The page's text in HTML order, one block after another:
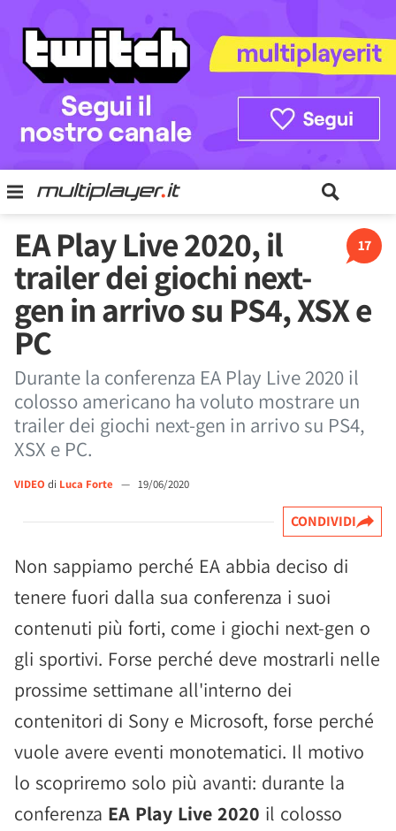
17
EA Play Live 2020, il
trailer dei giochi next-
gen in arrivo su PS4, XSX e
PC
Durante la conferenza EA Play Live 2020 il
colosso americano ha voluto mostrare un
trailer dei giochi next-gen in arrivo su PS4,
XSX e PC.
VIDEO di Luca Forte — 19/06/2020
CONDIVIDI
Non sappiamo perché EA abbia deciso di
tenere fuori dalla sua conferenza i suoi
contenuti più forti, come i giochi next-gen o
gli sportivi. Forse perché deve mostrarli nelle
prossime settimane all'interno dei
contenitori di Sony e Microsoft, forse perché
vuole avere eventi monotematici. Il motivo
lo scopriremo solo più avanti: durante la
conferenza EA Play Live 2020 il colosso